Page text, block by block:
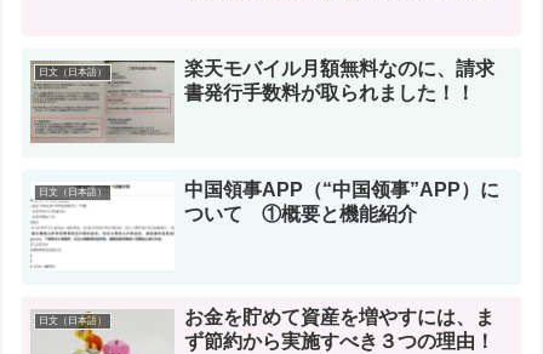
日文（日本語）
楽天モバイル月額無料なのに、請求
書発行手数料が取られました！！
日文（日本語）
中国領事APP（“中国领事”APP）に
ついて ①概要と機能紹介
日文（日本語）
お金を貯めて資産を増やすには、ま
ず節約から実施すべき３つの理由！